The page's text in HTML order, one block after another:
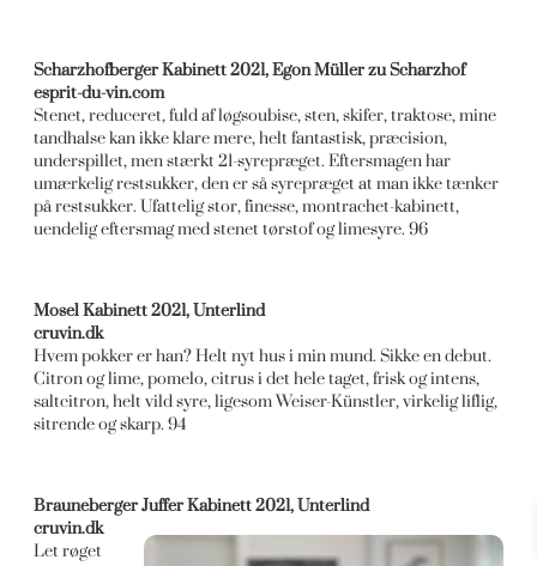
Scharzhofberger Kabinett 2021, Egon Müller zu Scharzhof
esprit-du-vin.com
Stenet, reduceret, fuld af løgsoubise, sten, skifer, traktose, mine
tandhalse kan ikke klare mere, helt fantastisk, præcision,
underspillet, men stærkt 21-syrepræget. Eftersmagen har
umærkelig restsukker, den er så syrepræget at man ikke tænker
på restsukker. Ufattelig stor, finesse, montrachet-kabinett,
uendelig eftersmag med stenet tørstof og limesyre. 96
Mosel Kabinett 2021, Unterlind
cruvin.dk
Hvem pokker er han? Helt nyt hus i min mund. Sikke en debut.
Citron og lime, pomelo, citrus i det hele taget, frisk og intens,
saltcitron, helt vild syre, ligesom Weiser-Künstler, virkelig liflig,
sitrende og skarp. 94
Brauneberger Juffer Kabinett 2021, Unterlind
cruvin.dk
Let røget